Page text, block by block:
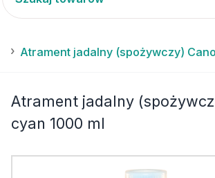
Atrament jadalny (spożywczy)
Atrament jadalny
cyan 1000 ml